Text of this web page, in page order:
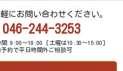
にお問い合わせください。
046-244-3253
間 9:00～18:00 [土曜は10:30～15:00]
約で平日時間外ご相談可